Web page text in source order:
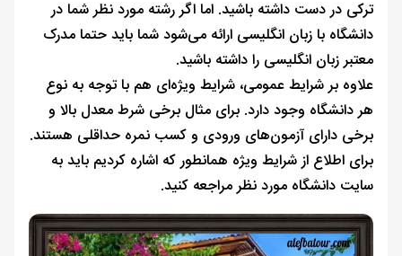
ترکی در دست داشته باشید. اما اگر رشته مورد نظر شما در
دانشگاه با زبان انگلیسی ارائه می‌شود شما باید حتما مدرک
معتبر زبان انگلیسی را داشته باشید.
علاوه بر شرایط عمومی، شرایط ویژه‌ای هم با توجه به نوع
هر دانشگاه وجود دارد. برای مثال برخی شرط معدل بالا و
برخی دارای آزمون‌های ورودی و کسب نمره حداقلی هستند.
برای اطلاع از شرایط ویژه همانطور که اشاره کردیم باید به
سایت دانشگاه مورد نظر مراجعه کنید.